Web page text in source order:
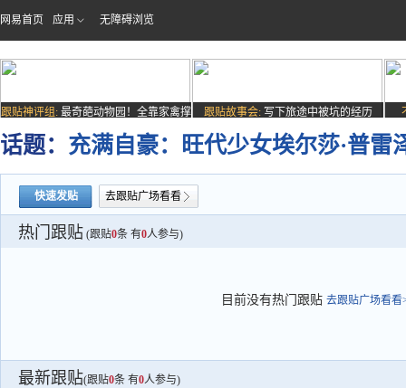
网易首页 应用 无障碍浏览
跟贴神评组: 最奇葩动物园！全靠家禽撑
场子
跟贴故事会: 写下旅途中被坑的经历
话题： 充满自豪：旺代少女埃尔莎·普
快速发贴 去跟贴广场看看
热门跟贴 (跟贴0条 有0人参与)
目前没有热门跟贴 去跟贴广场看看
最新跟贴(跟贴0条 有0人参与)